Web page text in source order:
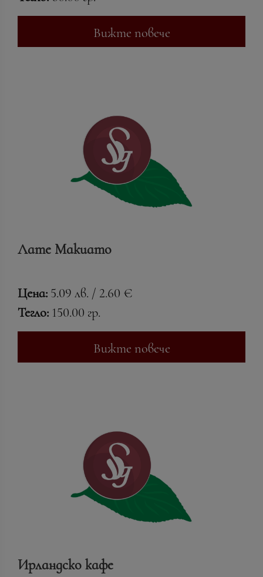
Вижте повече
Лате Макиато
Цена: 5.09 лв. / 2.60 €
Тегло: 150.00 гр.
Вижте повече
Ирландско кафе